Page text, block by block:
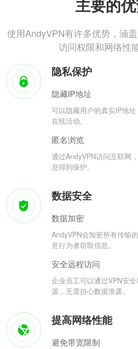
主要的
使用AndyVPN有许多优势，涵盖
访问权限和网络性
隐私保护
隐藏IP地址
可以隐藏用户的真实IP地
在线活动。
匿名浏览
通过AndyVPN访问互联网
息得到保护。
数据安全
数据加密
AndyVPN会加密所有传输
意行为者窃取信息。
安全远程访问
企业员工可以通过VPN安
源，无需担心数据泄露。
提高网络性能
避免带宽限制